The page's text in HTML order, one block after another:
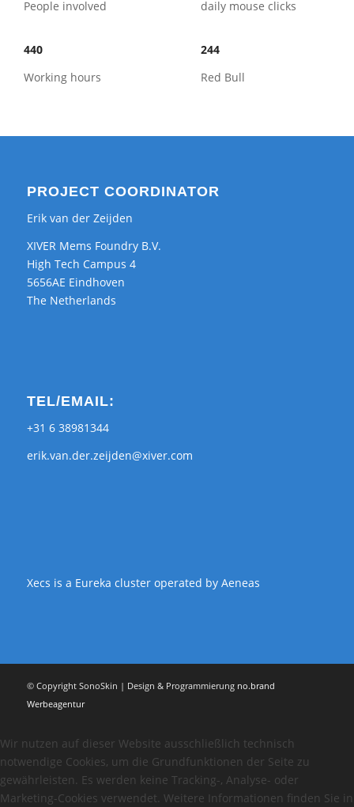
People involved
440
Working hours
daily mouse clicks
244
Red Bull
PROJECT COORDINATOR
Erik van der Zeijden
XIVER Mems Foundry B.V.
High Tech Campus 4
5656AE Eindhoven
The Netherlands
TEL/EMAIL:
+31 6 38981344
erik.van.der.zeijden@xiver.com
Xecs is a Eureka cluster operated by Aeneas
© Copyright SonoSkin | Design & Programmierung no.brand
Werbeagentur
Wir nutzen auf dieser Website ausschließlich technisch
notwendige Cookies, um die Grundfunktionen der Seite zu
gewährleisten. Es werden keine Tracking-, Analyse- oder
Marketing-Cookies verwendet. Weitere Informationen finden Sie in